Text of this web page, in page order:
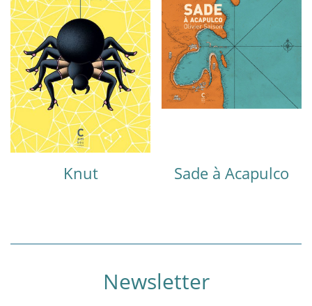
Knut Sade à Acapulco
Newsletter